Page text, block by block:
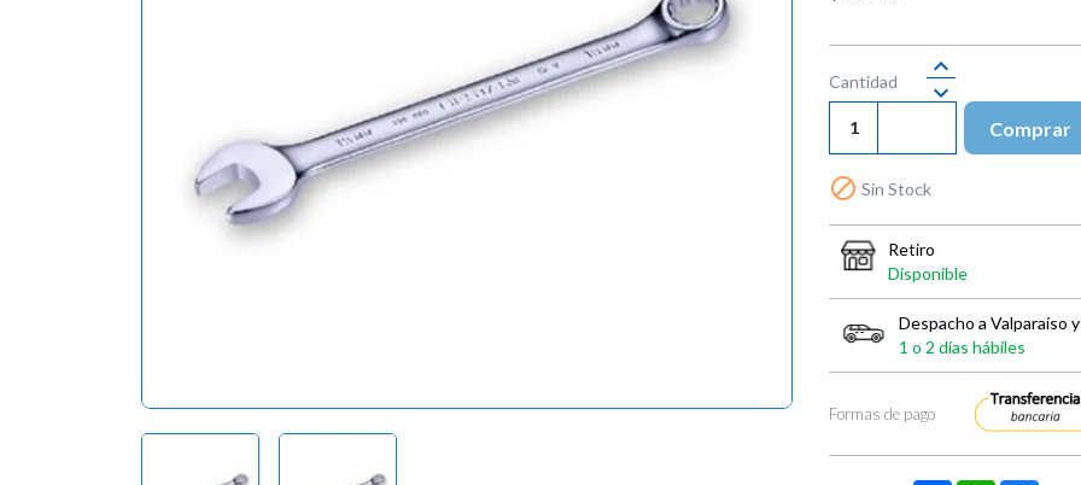
Cantidad
Comprar
 Sin Stock
Retiro
Disponible
Despacho a Valparaíso
1 o 2 días hábiles
Formas de pago